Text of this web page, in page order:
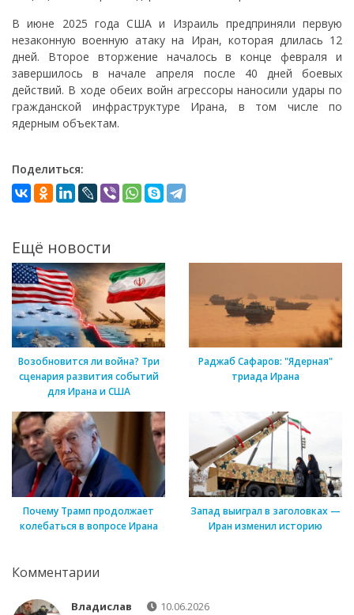
В июне 2025 года США и Израиль предприняли первую
незаконную военную атаку на Иран, которая длилась 12
дней. Второе вторжение началось в конце февраля и
завершилось в начале апреля после 40 дней боевых
действий. В ходе обеих войн агрессоры наносили удары по
гражданской инфраструктуре Ирана, в том числе по
ядерным объектам.
Поделиться:
Ещё новости
Возобновится ли война? Три
сценария развития событий
для Ирана и США
Раджаб Сафаров: "Ядерная"
триада Ирана
Почему Трамп продолжает
колебаться в вопросе Ирана
Запад выиграл в заголовках —
Иран изменил историю
Комментарии
Владислав
10.06.2026